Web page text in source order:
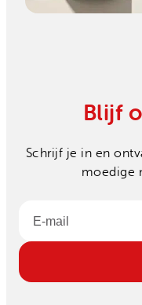
Blijf
Schrijf je in en
moedige
Email